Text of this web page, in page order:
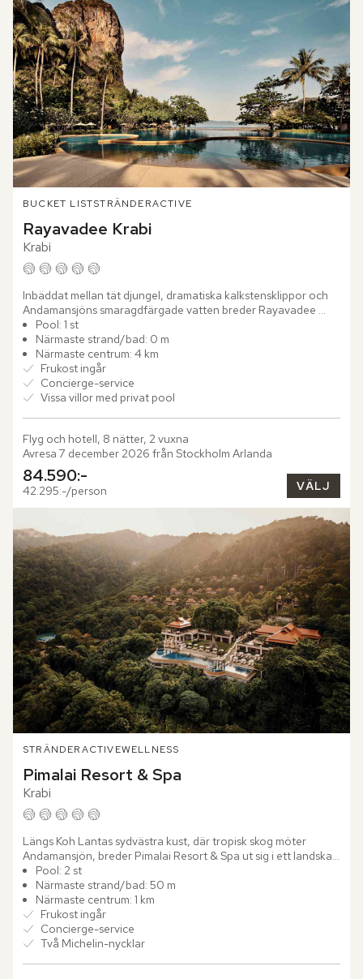
BUCKET LISTSTRÄNDERACTIVE
Rayavadee Krabi
Krabi
Inbäddat mellan tät djungel, dramatiska kalkstensklippor och
Andamansjöns smaragdfärgade vatten breder Rayavadee
Krabi ut sig som en rofylld tillflyktsort på Phrananghalvön....
Pool: 1 st
Närmaste strand/bad: 0 m
Närmaste centrum: 4 km
Frukost ingår
Concierge-service
Vissa villor med privat pool
Flyg och hotell, 8 nätter, 2 vuxna
Avresa 7 december 2026 från Stockholm Arlanda
84.590:-
42.295:-/person VÄLJ
STRÄNDERACTIVEWELLNESS
Pimalai Resort & Spa
Krabi
Längs Koh Lantas sydvästra kust, där tropisk skog möter
Andamansjön, breder Pimalai Resort & Spa ut sig i ett landskap
som känns både orört och omsorgsfullt bevarat. Hotellet...
Pool: 2 st
Närmaste strand/bad: 50 m
Närmaste centrum: 1 km
Frukost ingår
Concierge-service
Två Michelin-nycklar